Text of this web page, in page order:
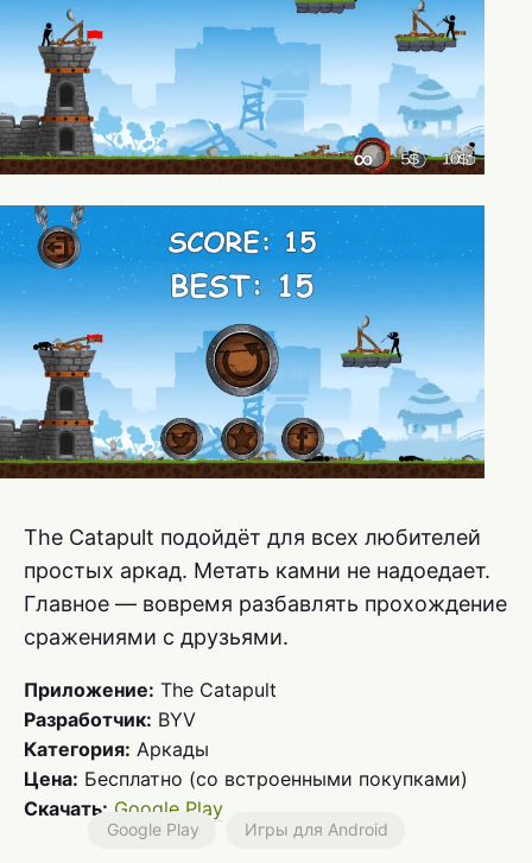
The Catapult подойдёт для всех любителей
простых аркад. Метать камни не надоедает.
Главное — вовремя разбавлять прохождение
сражениями с друзьями.
Приложение: The Catapult
Разработчик: BYV
Категория: Аркады
Цена: Бесплатно (со встроенными покупками)
Скачать: Google Play
Google Play Игры для Android